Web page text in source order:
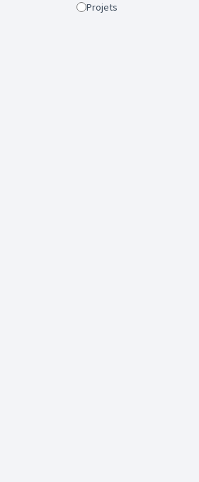
Projets